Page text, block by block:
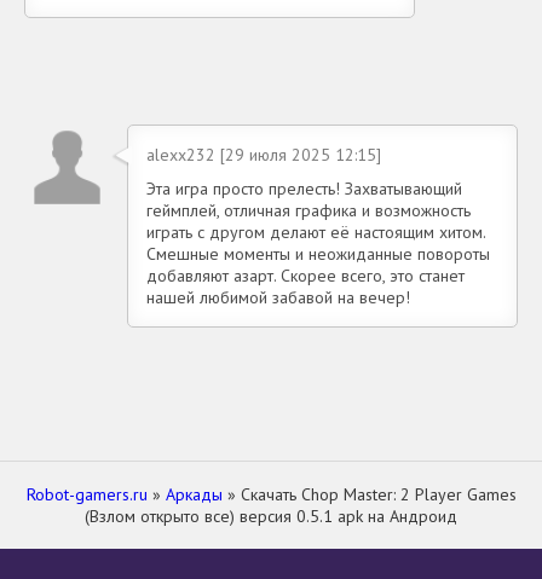
alexx232 [29 июля 2025 12:15]
Эта игра просто прелесть! Захватывающий
геймплей, отличная графика и возможность
играть с другом делают её настоящим хитом.
Смешные моменты и неожиданные повороты
добавляют азарт. Скорее всего, это станет
нашей любимой забавой на вечер!
Robot-gamers.ru » Аркады » Скачать Chop Master: 2 Player Games
(Взлом открыто все) версия 0.5.1 apk на Андроид